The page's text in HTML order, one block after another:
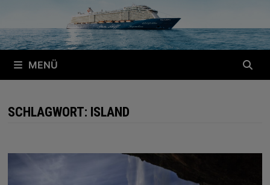
MENÜ
SCHLAGWORT: ISLAND